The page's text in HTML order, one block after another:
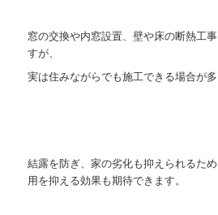
窓の交換や内窓設置、壁や床の断熱工
すが、
実は住みながらでも施工できる場合が多
結露を防ぎ、家の劣化も抑えられるた
用を抑える効果も期待できます。